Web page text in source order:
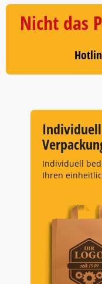
5
Nicht das
Individuell
Ihren